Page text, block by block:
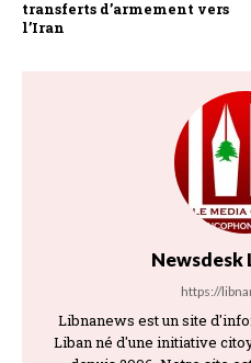
transferts d’armement vers
l’Iran
Newsdesk
https://
Libnanews est un site
Liban né d'une initiative